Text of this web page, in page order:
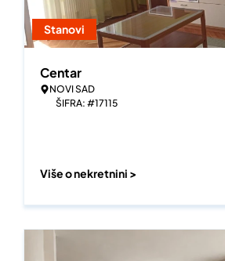
Stanovi
Centar
NOVI SAD
ŠIFRA: #17115
Više o nekretnini >